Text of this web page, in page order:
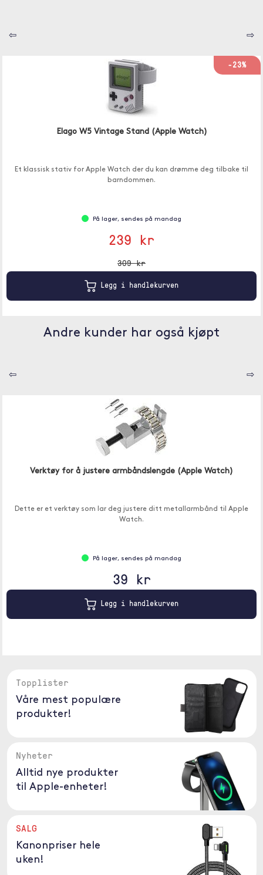
⇦ ⇨
-23%
Elago W5 Vintage Stand (Apple Watch)
Et klassisk stativ for Apple Watch der du kan drømme deg tilbake til
barndommen.
På lager, sendes på mandag
239 kr
309 kr
Legg i handlekurven
Andre kunder har også kjøpt
⇦ ⇨
Verktøy for å justere armbåndslengde (Apple Watch)
Dette er et verktøy som lar deg justere ditt metallarmbånd til Apple
Watch.
På lager, sendes på mandag
39 kr
Legg i handlekurven
Topplister
Våre mest populære
produkter!
Nyheter
Alltid nye produkter
til Apple-enheter!
SALG
Kanonpriser hele
uken!